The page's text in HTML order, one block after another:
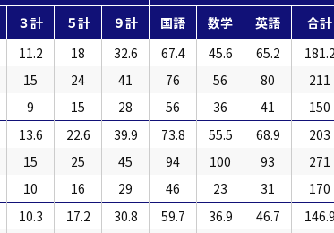
３計 ５計 ９計 国語 数学 英語 合計
11.2 18 32.6 67.4 45.6 65.2
181.2
15 24 41 76 56 80
211
9 15 28 56 36 41 150
13.6 22.6 39.9 73.8 55.5 68.9
203
15 25 45 94 100 93
271
10 16 29 46 23 31 170
10.3 17.2 30.8 59.7 36.9 46.7
146.9